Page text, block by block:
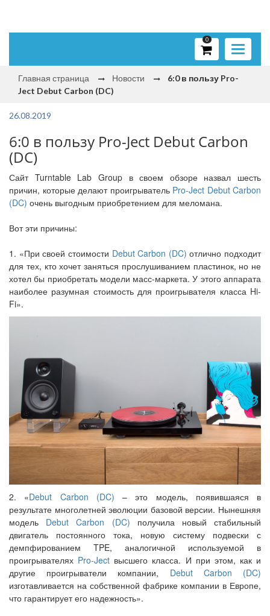
Toggle
0
Главная страница Новости
6:0 в пользу Pro-
Ject Debut Carbon (DC)
26.08.2019
6:0 в пользу Pro-Ject Debut Carbon
(DC)
Сайт Turntable Lab Group в своем обзоре назвал шесть
причин, которые делают проигрыватель Pro-Ject Debut Carbon
(DC) очень выгодным приобретением для меломана.
Вот эти причины:
1. «При своей стоимости Debut Carbon (DC) отлично подходит
для тех, кто хочет заняться прослушиванием пластинок, но не
хотел бы приобретать модели масс-маркета. У этого аппарата
наиболее разумная стоимость для проигрывателя класса Hi-
Fi».
2. «Debut Carbon (DC) – это модель, появившаяся в
результате многолетней эволюции базовой версии. Нынешняя
модель Debut Carbon (DC) получила новый стабильный
двигатель постоянного тока, новую систему подвески с
демпфированием TPE, аналогичной используемой в
проигрывателях Pro-Ject высшего класса. И при этом, как и
другие проигрыватели компании, Debut Carbon (DC)
изготавливается на собственной фабрике компании в Европе,
что гарантирует его надежность».